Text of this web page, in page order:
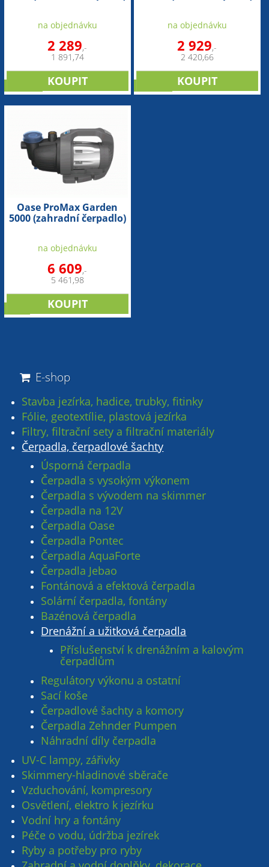
na objednávku
2 289,-
1 891,74
na objednávku
2 929,-
2 420,66
Oase ProMax Garden
5000 (zahradní čerpadlo)
na objednávku
6 609,-
5 461,98
E-shop
Stavba jezírka, hadice, trubky, fitinky
Fólie, geotextílie, plastová jezírka
Filtry, filtrační sety a filtrační materiály
Čerpadla, čerpadlové šachty
Úsporná čerpadla
Čerpadla s vysokým výkonem
Čerpadla s vývodem na skimmer
Čerpadla na 12V
Čerpadla Oase
Čerpadla Pontec
Čerpadla AquaForte
Čerpadla Jebao
Fontánová a efektová čerpadla
Solární čerpadla, fontány
Bazénová čerpadla
Drenážní a užitková čerpadla
Příslušenství k drenážním a kalovým
čerpadlům
Regulátory výkonu a ostatní
Sací koše
Čerpadlové šachty a komory
Čerpadla Zehnder Pumpen
Náhradní díly čerpadla
UV-C lampy, zářivky
Skimmery-hladinové sběrače
Vzduchování, kompresory
Osvětlení, elektro k jezírku
Vodní hry a fontány
Péče o vodu, údržba jezírek
Ryby a potřeby pro ryby